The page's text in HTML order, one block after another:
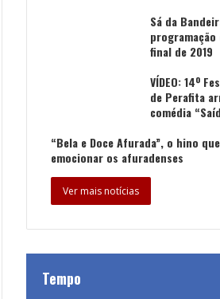
Sá da
final de 2019
VÍDEO: 14º
de Perafita
comédia
“Bela e Doce Afurada”, o hino
emocionar os afuradenses
Ver mais notícias
Tempo